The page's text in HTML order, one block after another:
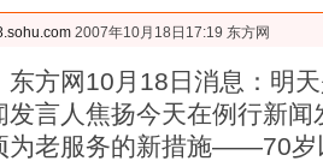
2007年10月18日17:19 东方网
10月18日消息：明天
发言人焦扬今天在例行新
为老服务的新措施——70岁